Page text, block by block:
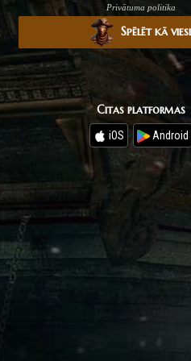
Privātuma politika
Spēlēt kā
Citas platformas
iOS Android